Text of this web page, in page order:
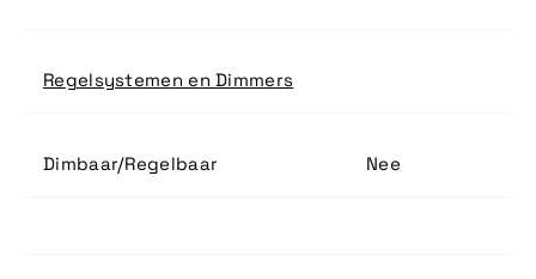
Regelsystemen en Dimmers
Dimbaar/Regelbaar Nee